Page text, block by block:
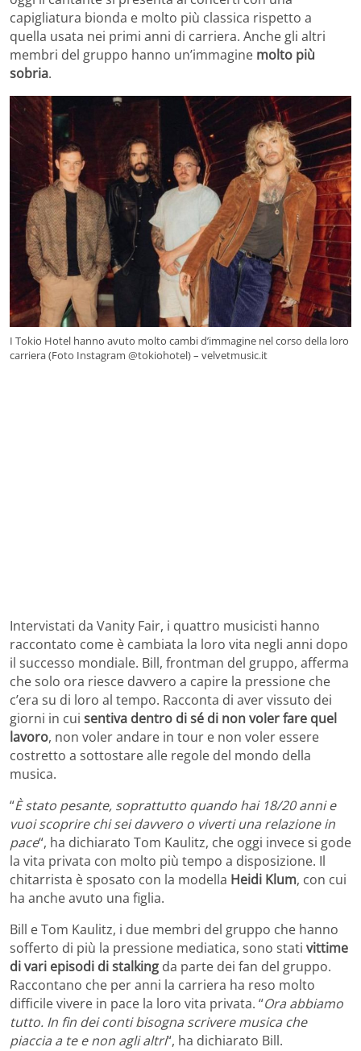
capigliatura bionda e molto più classica rispetto a
quella usata nei primi anni di carriera. Anche gli altri
membri del gruppo hanno un’immagine molto più
sobria.
I Tokio Hotel hanno avuto molto cambi d’immagine nel corso della loro
carriera (Foto Instagram @tokiohotel) – velvetmusic.it
Intervistati da Vanity Fair, i quattro musicisti hanno
raccontato come è cambiata la loro vita negli anni dopo
il successo mondiale. Bill, frontman del gruppo, afferma
che solo ora riesce davvero a capire la pressione che
c’era su di loro al tempo. Racconta di aver vissuto dei
giorni in cui sentiva dentro di sé di non voler fare quel
lavoro, non voler andare in tour e non voler essere
costretto a sottostare alle regole del mondo della
musica.
“È stato pesante, soprattutto quando hai 18/20 anni e
vuoi scoprire chi sei davvero o viverti una relazione in
pace“, ha dichiarato Tom Kaulitz, che oggi invece si gode
la vita privata con molto più tempo a disposizione. Il
chitarrista è sposato con la modella Heidi Klum, con cui
ha anche avuto una figlia.
Bill e Tom Kaulitz, i due membri del gruppo che hanno
sofferto di più la pressione mediatica, sono stati vittime
di vari episodi di stalking da parte dei fan del gruppo.
Raccontano che per anni la carriera ha reso molto
difficile vivere in pace la loro vita privata. “Ora abbiamo
tutto. In fin dei conti bisogna scrivere musica che
piaccia a te e non agli altri“, ha dichiarato Bill.